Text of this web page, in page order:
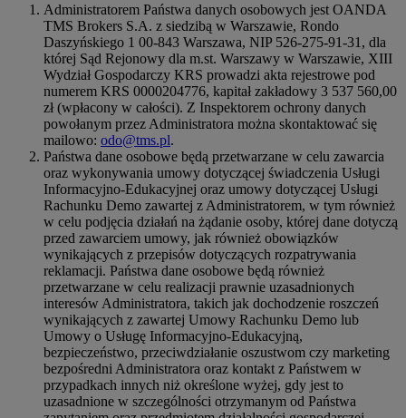
Administratorem Państwa danych osobowych jest OANDA
TMS Brokers S.A. z siedzibą w Warszawie, Rondo
Daszyńskiego 1 00-843 Warszawa, NIP 526-275-91-31, dla
której Sąd Rejonowy dla m.st. Warszawy w Warszawie, XIII
Wydział Gospodarczy KRS prowadzi akta rejestrowe pod
numerem KRS 0000204776, kapitał zakładowy 3 537 560,00
zł (wpłacony w całości). Z Inspektorem ochrony danych
powołanym przez Administratora można skontaktować się
mailowo: odo@tms.pl.
Państwa dane osobowe będą przetwarzane w celu zawarcia
oraz wykonywania umowy dotyczącej świadczenia Usługi
Informacyjno-Edukacyjnej oraz umowy dotyczącej Usługi
Rachunku Demo zawartej z Administratorem, w tym również
w celu podjęcia działań na żądanie osoby, której dane dotyczą
przed zawarciem umowy, jak również obowiązków
wynikających z przepisów dotyczących rozpatrywania
reklamacji. Państwa dane osobowe będą również
przetwarzane w celu realizacji prawnie uzasadnionych
interesów Administratora, takich jak dochodzenie roszczeń
wynikających z zawartej Umowy Rachunku Demo lub
Umowy o Usługę Informacyjno-Edukacyjną,
bezpieczeństwo, przeciwdziałanie oszustwom czy marketing
bezpośredni Administratora oraz kontakt z Państwem w
przypadkach innych niż określone wyżej, gdy jest to
uzasadnione w szczególności otrzymanym od Państwa